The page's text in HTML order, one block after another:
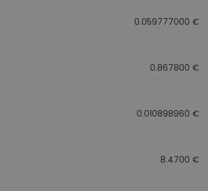
0.059777000 €
0.867800 €
0.010898960 €
8.4700 €